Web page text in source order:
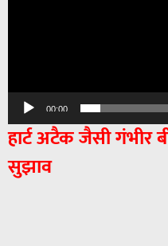
00:00
हार्ट अटैक जैसी गंभीर
सुझाव